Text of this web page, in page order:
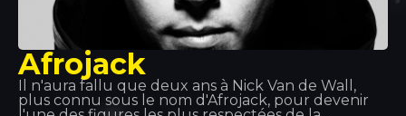
Afrojack
Il n'aura fallu que deux ans à Nick Van de Wall,
plus connu sous le nom d'Afrojack, pour devenir